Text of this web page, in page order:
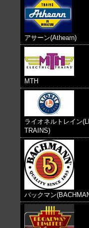
アサーン(Athearn)
MTH
ライオネルトレイン
TRAINS)
バックマン